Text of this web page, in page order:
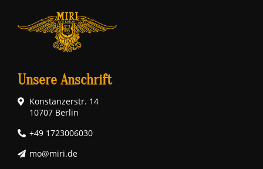
Unsere Anschrift
Konstanzerstr. 14
10707 Berlin
+49 1723006030
mo@miri.de